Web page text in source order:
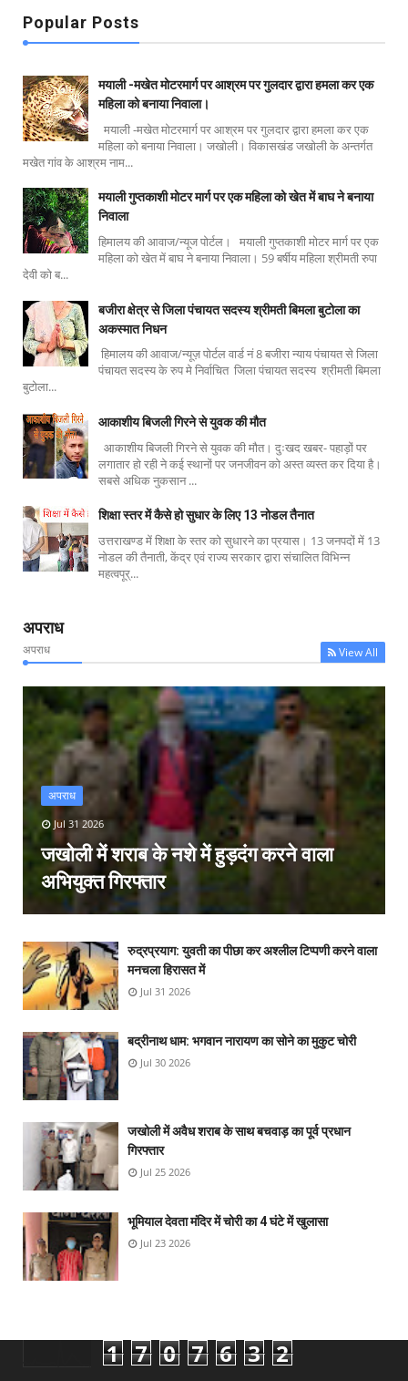
Popular Posts
मयाली -मखेत मोटरमार्ग पर आश्रम पर गुलदार द्वारा हमला कर एक
महिला को बनाया निवाला।
मयाली -मखेत मोटरमार्ग पर आश्रम पर गुलदार द्वारा हमला कर एक
महिला को बनाया निवाला। जखोली। विकासखंड जखोली के अन्तर्गत
मखेत गांव के आश्रम नाम...
मयाली गुप्तकाशी मोटर मार्ग पर एक महिला को खेत में बाघ ने बनाया
निवाला
हिमालय की आवाज/न्यूज पोर्टल। मयाली गुप्तकाशी मोटर मार्ग पर एक
महिला को खेत में बाघ ने बनाया निवाला। 59 बर्षीय महिला श्रीमती रुपा
देवी को ब...
बजीरा क्षेत्र से जिला पंचायत सदस्य श्रीमती बिमला बुटोला का
अकस्मात निधन
हिमालय की आवाज/न्यूज़ पोर्टल वार्ड नं 8 बजीरा न्याय पंचायत से जिला
पंचायत सदस्य के रुप मे निर्वाचित जिला पंचायत सदस्य श्रीमती बिमला
बुटोला...
आकाशीय बिजली गिरने से युवक की मौत
आकाशीय बिजली गिरने से युवक की मौत। दुःखद खबर- पहाड़ों पर
लगातार हो रही ने कई स्थानों पर जनजीवन को अस्त व्यस्त कर दिया है।
सबसे अधिक नुकसान ...
शिक्षा स्तर में कैसे हो सुधार के लिए 13 नोडल तैनात
उत्तराखण्ड में शिक्षा के स्तर को सुधारने का प्रयास। 13 जनपदों में 13
नोडल की तैनाती, केंद्र एवं राज्य सरकार द्वारा संचालित विभिन्न
महत्वपूर्...
अपराध
अपराध View All
अपराध
Jul 31 2026
जखोली में शराब के नशे में हुड़दंग करने वाला
अभियुक्त गिरफ्तार
रुद्रप्रयाग: युवती का पीछा कर अश्लील टिप्पणी करने वाला
मनचला हिरासत में
Jul 31 2026
बद्रीनाथ धाम: भगवान नारायण का सोने का मुकुट चोरी
Jul 30 2026
जखोली में अवैध शराब के साथ बचवाड़ का पूर्व प्रधान
गिरफ्तार
Jul 25 2026
भूमियाल देवता मंदिर में चोरी का 4 घंटे में खुलासा
Jul 23 2026
1 7 0 7 6 3 2